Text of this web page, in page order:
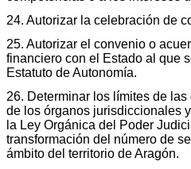
24. Autorizar la celebración de
25. Autorizar el convenio o
financiero con el Estado al que
Estatuto de Autonomía.
26. Determinar los límites de
de los órganos jurisdiccionales
la Ley Orgánica del Poder
transformación del número de
ámbito del territorio de Aragón.